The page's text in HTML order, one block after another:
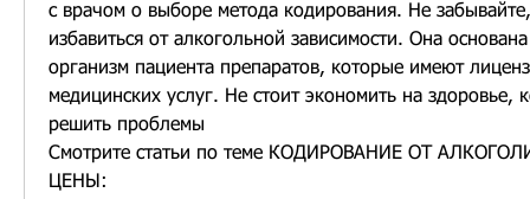
с врачом о выборе метода кодирования. Не
избавиться от алкогольной зависимости. Она
организм пациента препаратов, которые имеют
медицинских услуг. Не стоит экономить на здоровье,
решить проблемы
Смотрите статьи по теме КОДИРОВАНИЕ ОТ
ЦЕНЫ: